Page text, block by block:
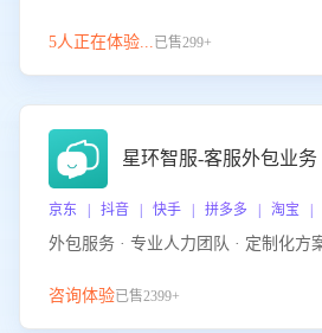
5人正在体验...已售299+
星环智服-客服外包业务
京东 | 抖音 | 快手 | 拼多多 | 淘宝 |
外包服务 · 专业人力团队 · 定制化方
咨询体验已售2399+